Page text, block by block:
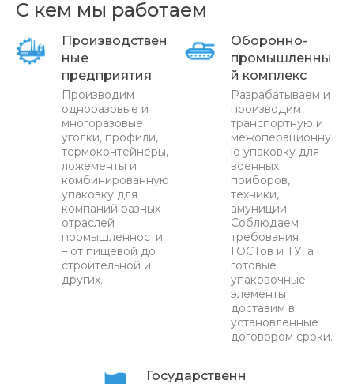
С кем мы работаем
Производствен
ные
предприятия
Производим
одноразовые и
многоразовые
уголки, профили,
термоконтейнеры,
ложементы и
комбинированную
упаковку для
компаний разных
отраслей
промышленности
– от пищевой до
строительной и
других.
Оборонно-
промышленны
й комплекс
Разрабатываем и
производим
транспортную и
межоперационну
ю упаковку для
военных
приборов,
техники,
амуниции.
Соблюдаем
требования
ГОСТов и ТУ, а
готовые
упаковочные
элементы
доставим в
установленные
договором сроки.
Государственн